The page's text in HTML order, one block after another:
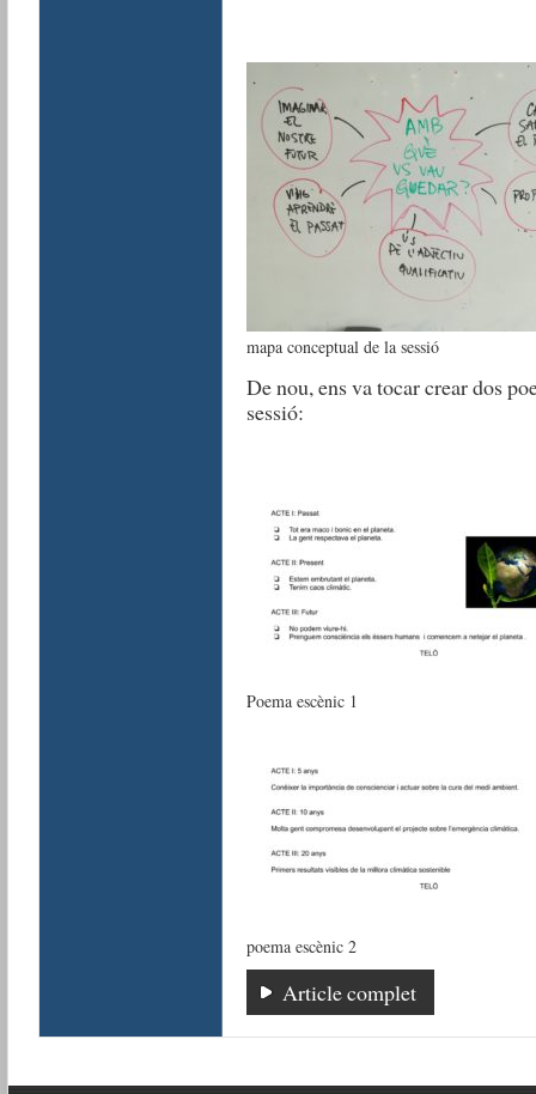
mapa conceptual de la sessió
De nou, ens va tocar crear dos
sessió:
Poema escènic 1
poema escènic 2
Article complet